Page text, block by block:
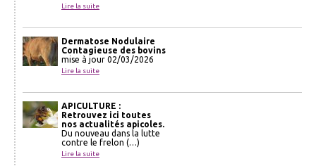
Lire la suite
Dermatose Nodulaire
Contagieuse des bovins
mise à jour 02/03/2026
Lire la suite
APICULTURE :
Retrouvez ici toutes
nos actualités apicoles.
Du nouveau dans la lutte
contre le frelon (…)
Lire la suite